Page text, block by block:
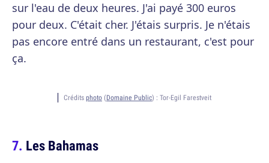
sur l'eau de deux heures. J'ai payé 300 euros
pour deux. C'était cher. J'étais surpris. Je n'étais
pas encore entré dans un restaurant, c'est pour
ça.
Crédits photo (Domaine Public) : Tor-Egil Farestveit
Les Bahamas